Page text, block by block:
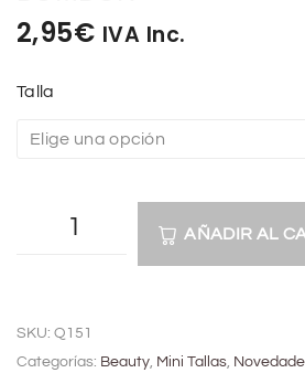
2,95€ IVA Inc.
Talla
AÑADIR AL
t
SKU: Q151
Categorías: Beauty, Mini Tallas,